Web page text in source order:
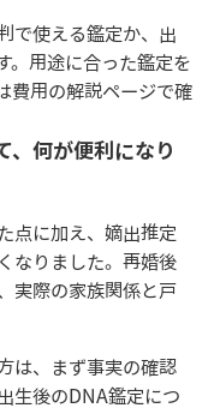
で使える鑑定か、出
。用途に合った鑑定を
費用の解説ページで確
、何が便利になり
点に加え、嫡出推定
なりました。再婚後
実際の家族関係と戸
は、まず事実の確認
生後のDNA鑑定につ